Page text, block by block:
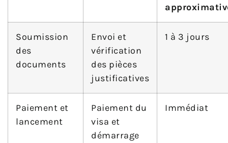
Soumission
des
documents
Envoi et
vérification
des pièces
justificatives
1 à 3 jours
Paiement et
lancement
Paiement du
visa et
démarrage
Immédiat